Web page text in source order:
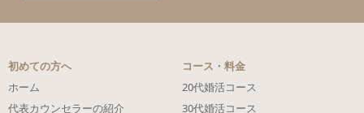
初めての方へ
ホーム
代表カウンセラーの紹介
コース・料金
20代婚活コース
30代婚活コース